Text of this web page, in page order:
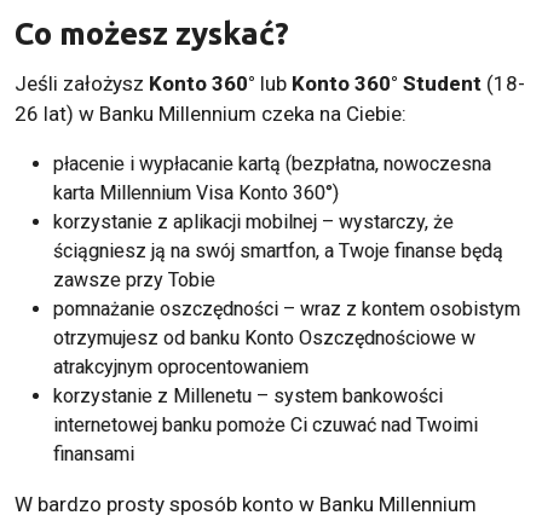
Co możesz zyskać?
Jeśli założysz Konto 360° lub Konto 360° Student (18-
26 lat) w Banku Millennium czeka na Ciebie:
płacenie i wypłacanie kartą (bezpłatna, nowoczesna
karta Millennium Visa Konto 360°)
korzystanie z aplikacji mobilnej – wystarczy, że
ściągniesz ją na swój smartfon, a Twoje finanse będą
zawsze przy Tobie
pomnażanie oszczędności – wraz z kontem osobistym
otrzymujesz od banku Konto Oszczędnościowe w
atrakcyjnym oprocentowaniem
korzystanie z Millenetu – system bankowości
internetowej banku pomoże Ci czuwać nad Twoimi
finansami
W bardzo prosty sposób konto w Banku Millennium